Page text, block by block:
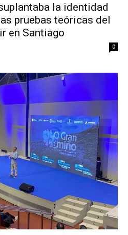
la identidad
pruebas teóricas del
en Santiago
0